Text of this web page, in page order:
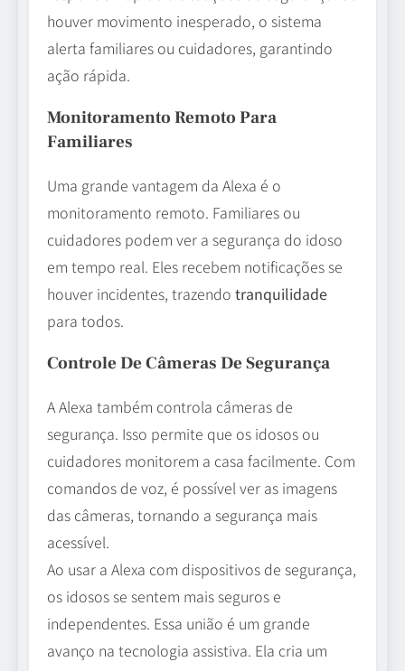
houver movimento inesperado, o sistema
alerta familiares ou cuidadores, garantindo
ação rápida.
Monitoramento Remoto Para
Familiares
Uma grande vantagem da Alexa é o
monitoramento remoto. Familiares ou
cuidadores podem ver a segurança do idoso
em tempo real. Eles recebem notificações se
houver incidentes, trazendo tranquilidade
para todos.
Controle De Câmeras De Segurança
A Alexa também controla câmeras de
segurança. Isso permite que os idosos ou
cuidadores monitorem a casa facilmente. Com
comandos de voz, é possível ver as imagens
das câmeras, tornando a segurança mais
acessível.
Ao usar a Alexa com dispositivos de segurança,
os idosos se sentem mais seguros e
independentes. Essa união é um grande
avanço na tecnologia assistiva. Ela cria um